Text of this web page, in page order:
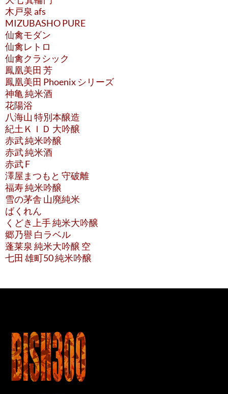
木戸泉 afs
MIZUBASHO PURE
仙禽モダン
仙禽レトロ
仙禽クラシック
鳳凰美田 芳
鳳凰美田 Phoenix シリーズ
神亀 純米酒
花陽浴
八海山 特別本醸造
紀土ＫＩＤ 大吟醸
赤武 純米吟醸
赤武 純米酒
赤武 F
澤屋まつもと 守破離
福寿 純米吟醸
雪の茅舎 山廃純米
ばくれん
くどき上手 純米大吟醸
郷乃譽 白ラベル
蓬莱泉 純米大吟醸 空
七田 雄町50 純米吟醸